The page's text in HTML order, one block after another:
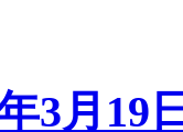
3月19